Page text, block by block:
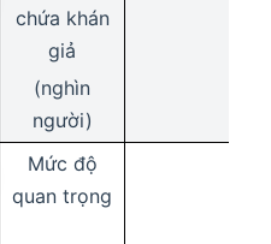
chứa khán
giả
(nghìn
người)
Mức độ
quan trọng